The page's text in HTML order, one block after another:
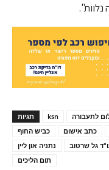
נלוות".
תגיות ksn לתעבורה
כביש החוף
כתב אישום
נתניה און ליין
גל שרטוב
תום הליכים